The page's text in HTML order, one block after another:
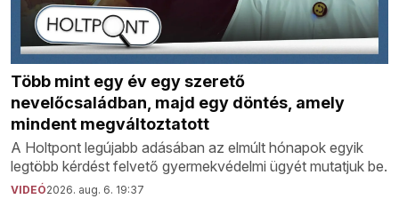
Több mint egy év egy szerető
nevelőcsaládban, majd egy döntés, amely
mindent megváltoztatott
A Holtpont legújabb adásában az elmúlt hónapok egyik
legtöbb kérdést felvető gyermekvédelmi ügyét mutatjuk be.
VIDEÓ2026. aug. 6. 19:37